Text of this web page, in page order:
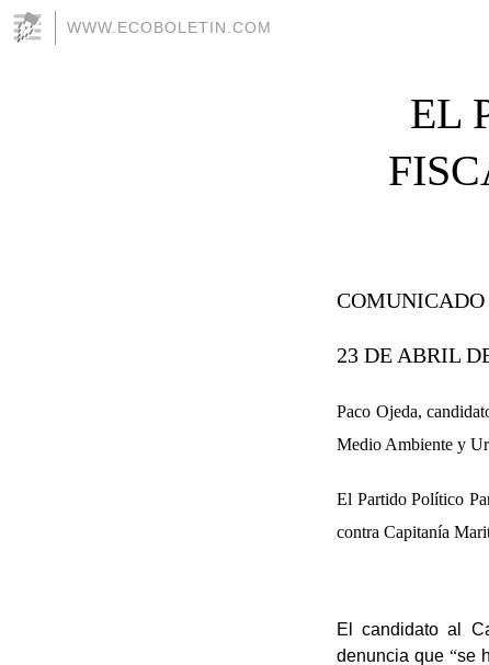
WWW.ECOBOLETIN.COM
EL
COMUNICADO
23 DE ABRIL
Paco Ojeda,
Medio Ambiente y
El Partido Político
contra Capitanía
El candidato al
denuncia que “se